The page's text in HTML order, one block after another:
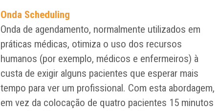
Onda Scheduling
Onda de agendamento, normalmente utilizados em
práticas médicas, otimiza o uso dos recursos
humanos (por exemplo, médicos e enfermeiros) à
custa de exigir alguns pacientes que esperar mais
tempo para ver um profissional. Com esta abordagem,
em vez da colocação de quatro pacientes 15 minutos